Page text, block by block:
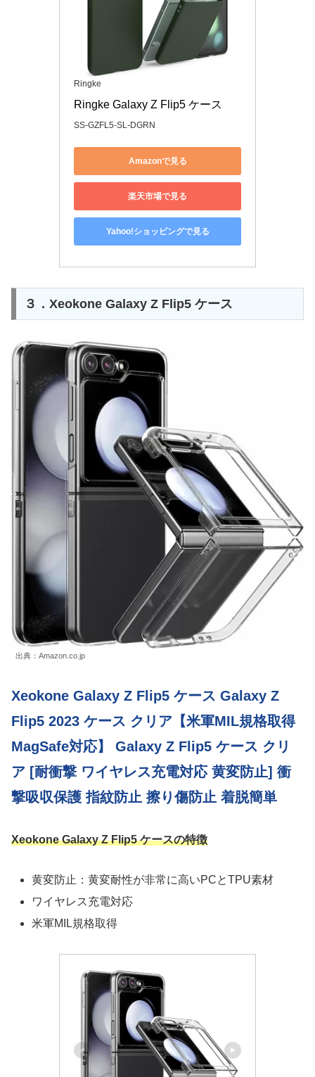
Ringke
Ringke Galaxy Z Flip5 ケース
SS-GZFL5-SL-DGRN
Amazonで見る
楽天市場で見る
Yahoo!ショッピングで見る
３．Xeokone Galaxy Z Flip5 ケース
出典：Amazon.co.jp
Xeokone Galaxy Z Flip5 ケース Galaxy Z
Flip5 2023 ケース クリア【米軍MIL規格取得
MagSafe対応】 Galaxy Z Flip5 ケース クリ
ア [耐衝撃 ワイヤレス充電対応 黄変防止] 衝
撃吸収保護 指紋防止 擦り傷防止 着脱簡単
Xeokone Galaxy Z Flip5 ケースの特徴
黄変防止：黄変耐性が非常に高いPCとTPU素材
ワイヤレス充電対応
米軍MIL規格取得